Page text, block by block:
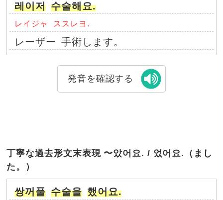
레이저 수술해요.
レイジャ ススレヨ.
レーザー 手術します。
発音を確認する
丁寧な過去形文末表現 〜았어요. / 었어요.（まし
た。）
쌍꺼풀 수술을 했어요.